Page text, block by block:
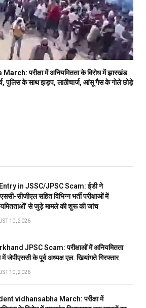
परीक्षा में अनियमितता के विरोध में झारखंड
पुलिस के साथ झड़प, लाठीचार्ज, आंसू गैस के गोले छोड़े
Entry in JSSC/JPSC Scam: ईडी ने
सीजीएल सहित विभिन्न भर्ती परीक्षाओं में
से जुड़े मामले की शुरू की जांच
10, 2026
JPSC Scam: परीक्षाओं में अनियमितता
में जेपीएससी के पूर्व अध्यक्ष एल. खियांगते गिरफ्तार
10, 2026
vidhansabha March: परीक्षा में